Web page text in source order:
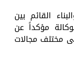
القائم بين
مؤكداً عن
مختلف مجالات